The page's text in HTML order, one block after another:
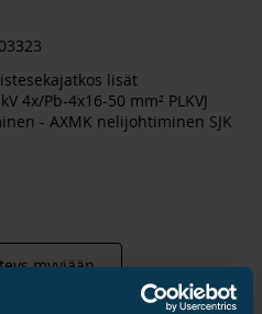
lisät
4x/Pb-4x16-50 mm² PLKVJ
- AXMK nelijohtiminen SJK
myyjään